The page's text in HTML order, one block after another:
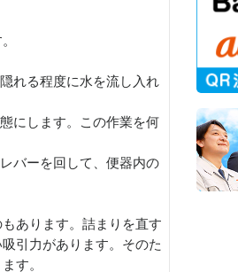
れる程度に水を流し入れ
にします。この作業を何
バーを回して、便器内の
あります。詰まりを直す
引力があります。そのた
す。